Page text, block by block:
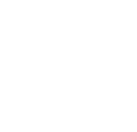
inkludert- dimbar (DALI)-
i samsvar med
synlige skruer- høy
IK08